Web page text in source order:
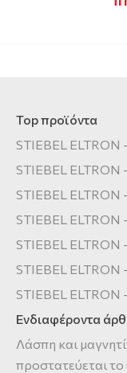
Top προϊόντα
STIEBEL ELTRON
STIEBEL
STIEBEL ELTRON
STIEBEL ELTRON
STIEBEL ELTRON
STIEBEL ELTRON
STIEBEL ELTRON
Ενδιαφέροντα
Λάσπη και
προστατεύεται